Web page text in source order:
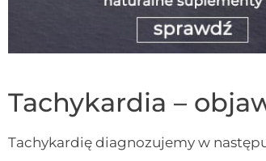
Tachykardia –
Tachykardię diagnozujemy w